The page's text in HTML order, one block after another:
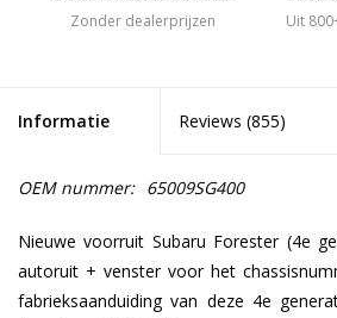
Zonder dealerprijzen Uit
Informatie Reviews (855)
OEM nummer: 65009SG400
Nieuwe voorruit Subaru Forester (4e
autoruit + venster voor het
fabrieksaanduiding van deze 4e